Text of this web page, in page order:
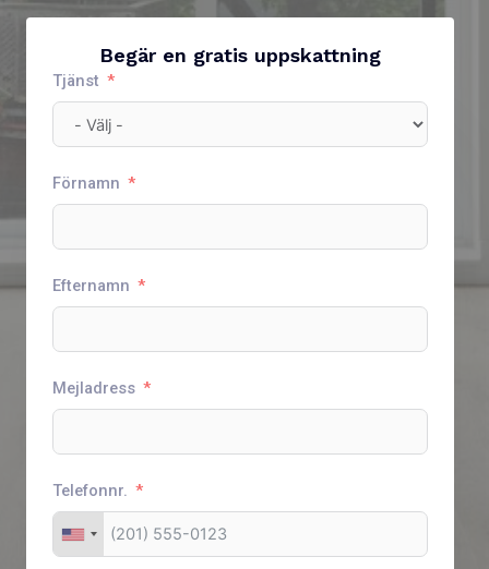
Begär en gratis uppskattning
Tjänst
Förnamn
Efternamn
Mejladress
Telefonnr.